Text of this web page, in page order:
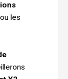
ou les